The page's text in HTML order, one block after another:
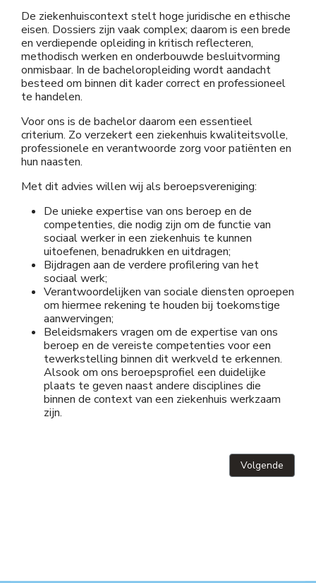
De ziekenhuiscontext stelt hoge juridische en ethische
eisen. Dossiers zijn vaak complex; daarom is een brede
en verdiepende opleiding in kritisch reflecteren,
methodisch werken en onderbouwde besluitvorming
onmisbaar. In de bacheloropleiding wordt aandacht
besteed om binnen dit kader correct en professioneel
te handelen.
Voor ons is de bachelor daarom een essentieel
criterium. Zo verzekert een ziekenhuis kwaliteitsvolle,
professionele en verantwoorde zorg voor patiënten en
hun naasten.
Met dit advies willen wij als beroepsvereniging:
De unieke expertise van ons beroep en de
competenties, die nodig zijn om de functie van
sociaal werker in een ziekenhuis te kunnen
uitoefenen, benadrukken en uitdragen;
Bijdragen aan de verdere profilering van het
sociaal werk;
Verantwoordelijken van sociale diensten oproepen
om hiermee rekening te houden bij toekomstige
aanwervingen;
Beleidsmakers vragen om de expertise van ons
beroep en de vereiste competenties voor een
tewerkstelling binnen dit werkveld te erkennen.
Alsook om ons beroepsprofiel een duidelijke
plaats te geven naast andere disciplines die
binnen de context van een ziekenhuis werkzaam
zijn.
Volgende
Volgende